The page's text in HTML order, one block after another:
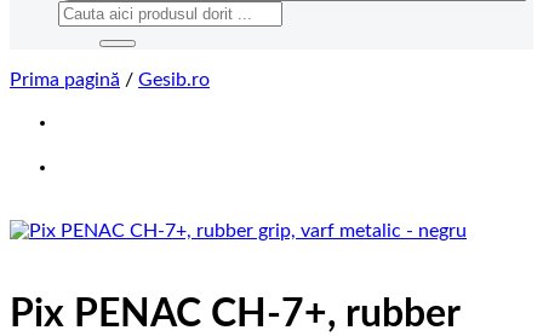
Caută
Prima pagină / Gesib.ro
Pix PENAC CH-7+, rubber